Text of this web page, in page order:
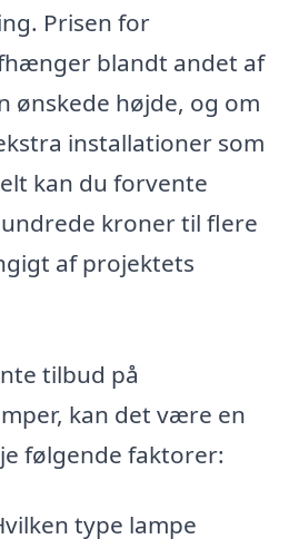
Prisen for
blandt andet af
ønskede højde, og om
installationer som
kan du forvente
kroner til flere
af projektets
tilbud på
kan det være en
følgende faktorer:
type lampe